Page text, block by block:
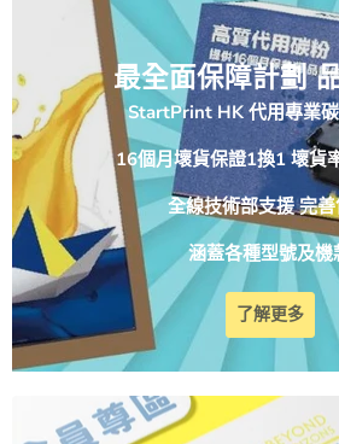
最全面保障計劃
StartPrint HK 代用專業
16個月壞貨保證1換1 壞貨
全線技術部支援 完
涵蓋各種型號及機
了解更多